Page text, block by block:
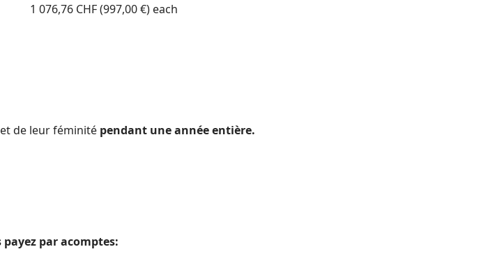
1 076,76 CHF (997,00 €) each
de leur féminité pendant une année entière.
par acomptes: